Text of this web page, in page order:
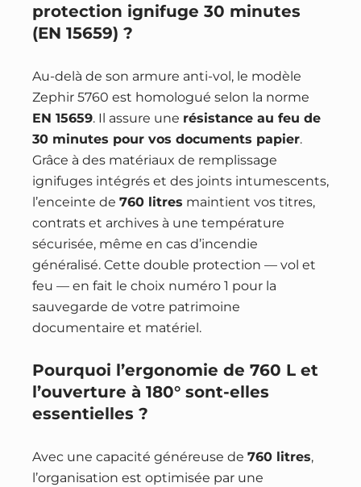
protection ignifuge 30 minutes
(EN 15659) ?
Au-delà de son armure anti-vol, le modèle
Zephir 5760 est homologué selon la norme
EN 15659. Il assure une résistance au feu de
30 minutes pour vos documents papier.
Grâce à des matériaux de remplissage
ignifuges intégrés et des joints intumescents,
l’enceinte de 760 litres maintient vos titres,
contrats et archives à une température
sécurisée, même en cas d’incendie
généralisé. Cette double protection — vol et
feu — en fait le choix numéro 1 pour la
sauvegarde de votre patrimoine
documentaire et matériel.
Pourquoi l’ergonomie de 760 L et
l’ouverture à 180° sont-elles
essentielles ?
Avec une capacité généreuse de 760 litres,
l’organisation est optimisée par une